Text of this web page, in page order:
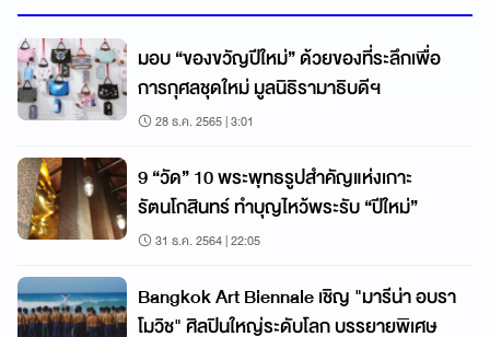
มอบ “ของขวัญปีใหม่” ด้วยของที่ระลึกเพื่อ
การกุศลชุดใหม่ มูลนิธิรามาธิบดีฯ
28 ธ.ค. 2565 | 3:01
9 “วัด” 10 พระพุทธรูปสำคัญแห่งเกาะ
รัตนโกสินทร์ ทำบุญไหว้พระรับ “ปีใหม่”
31 ธ.ค. 2564 | 22:05
Bangkok Art Biennale เชิญ "มารีน่า อบรา
โมวิช" ศิลปินใหญ่ระดับโลก บรรยายพิเศษ